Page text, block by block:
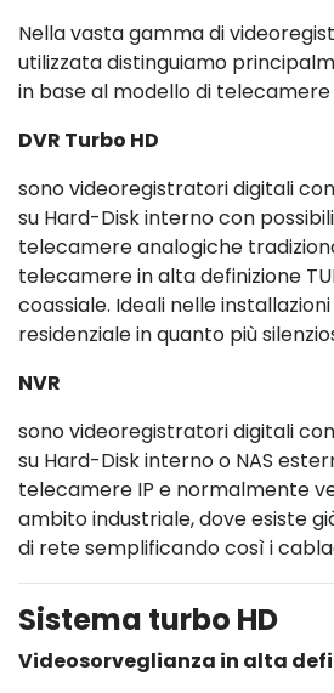
Nella vasta gamma di
utilizzata distinguiamo
in base al modello di telecamere
DVR Turbo HD
sono videoregistratori digitali
su Hard-Disk interno con
telecamere analogiche
telecamere in alta definizione
coassiale. Ideali nelle
residenziale in quanto più
NVR
sono videoregistratori digitali
su Hard-Disk interno o NAS
telecamere IP e normalmente
ambito industriale, dove esiste
di rete semplificando così i
Sistema turbo HD
Videosorveglianza in alta